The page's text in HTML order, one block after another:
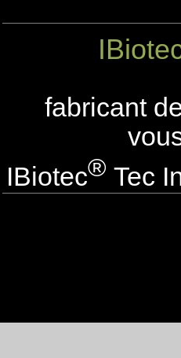
fabricant
IBiotec® Tec